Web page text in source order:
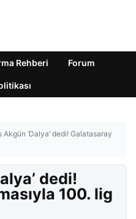
Rehberi Forum
Akgün ‘Dalya’ dedi! Galatasaray
dedi!
100. lig